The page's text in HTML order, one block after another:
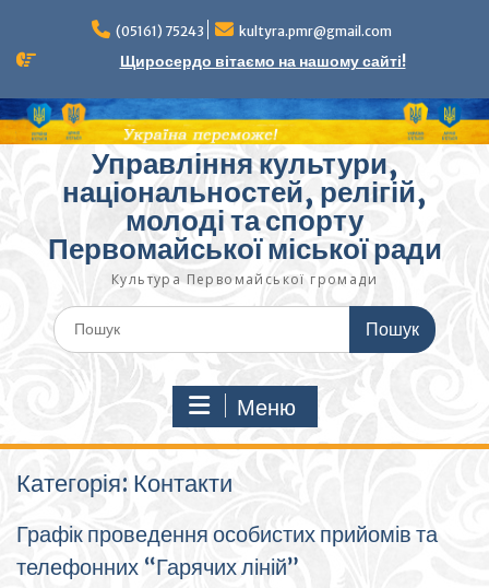
вмісту
(05161) 75243 kultyra.pmr@gmail.com
Щиросердо вітаємо на нашому сайті!
Управління культури,
національностей, релігій,
молоді та спорту
Первомайської міської ради
Культура Первомайcької громади
Шукати:
Меню
Категорія: Контакти
Графік проведення особистих прийомів та
телефонних “Гарячих ліній”